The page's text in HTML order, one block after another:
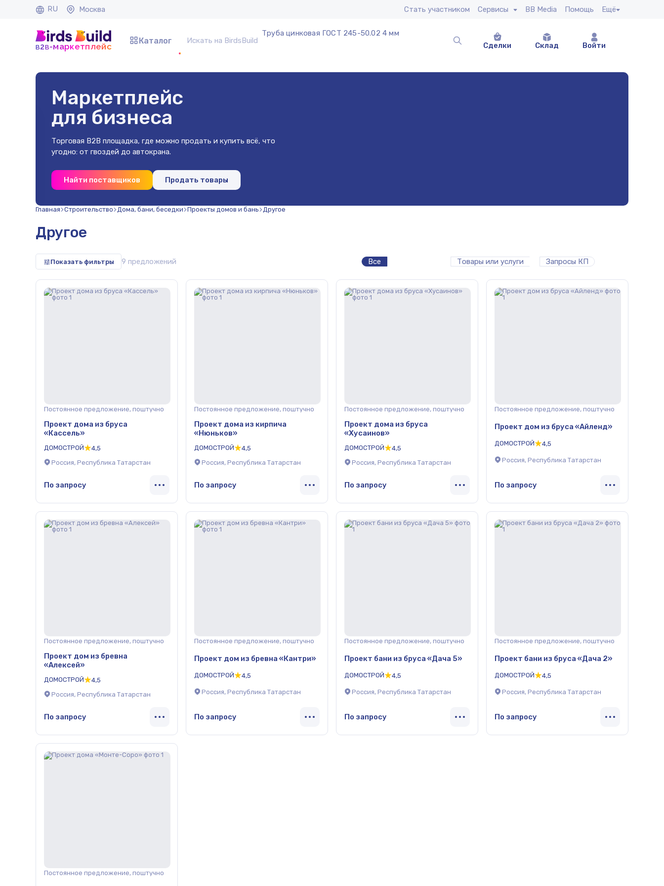
RU Москва Стать участником Сервисы BB Media Помощь Ещё
b2b-маркетплейс
Каталог
Труба цинковая ГОСТ 245-50.02 4 мм
Сделки
Склад Войти
Маркетплейс
для бизнеса
Торговая B2B площадка, где можно продать и купить всё, что
угодно: от гвоздей до автокрана.
Найти поставщиков Продать товары
Главная Строительство Дома, бани, беседки Проекты домов и бань Другое
Другое
Показать фильтры 9 предложений Все Товары или услуги Запросы КП
Постоянное предложение, поштучно
Проект дома из бруса
«Кассель»
ДОМОСТРОЙ
4,5
Россия, Республика Татарстан
По запросу
Постоянное предложение, поштучно
Проект дома из кирпича
«Нюньков»
ДОМОСТРОЙ
4,5
Россия, Республика Татарстан
По запросу
Постоянное предложение, поштучно
Проект дома из бруса
«Хусаинов»
ДОМОСТРОЙ
4,5
Россия, Республика Татарстан
По запросу
Постоянное предложение, поштучно
Проект дом из бруса «Айленд»
ДОМОСТРОЙ 4,5
Россия, Республика Татарстан
По запросу
Постоянное предложение, поштучно
Проект дом из бревна
«Алексей»
ДОМОСТРОЙ
4,5
Россия, Республика Татарстан
По запросу
Постоянное предложение, поштучно
Проект дом из бревна «Кантри»
ДОМОСТРОЙ 4,5
Россия, Республика Татарстан
По запросу
Постоянное предложение, поштучно
Проект бани из бруса «Дача 5»
ДОМОСТРОЙ 4,5
Россия, Республика Татарстан
По запросу
Постоянное предложение, поштучно
Проект бани из бруса «Дача 2»
ДОМОСТРОЙ 4,5
Россия, Республика Татарстан
По запросу
Постоянное предложение, поштучно